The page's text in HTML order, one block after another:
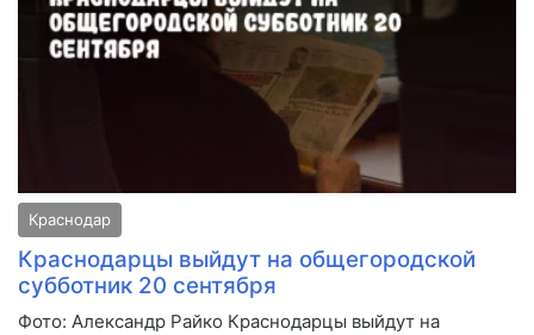
Краснодар
Краснодарцы выйдут на общегородской
субботник 20 сентября
Фото: Александр Райко Краснодарцы выйдут на